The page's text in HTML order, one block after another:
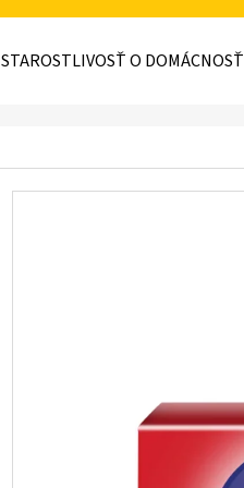
STAROSTLIVOSŤ O DOMÁCNOSŤ